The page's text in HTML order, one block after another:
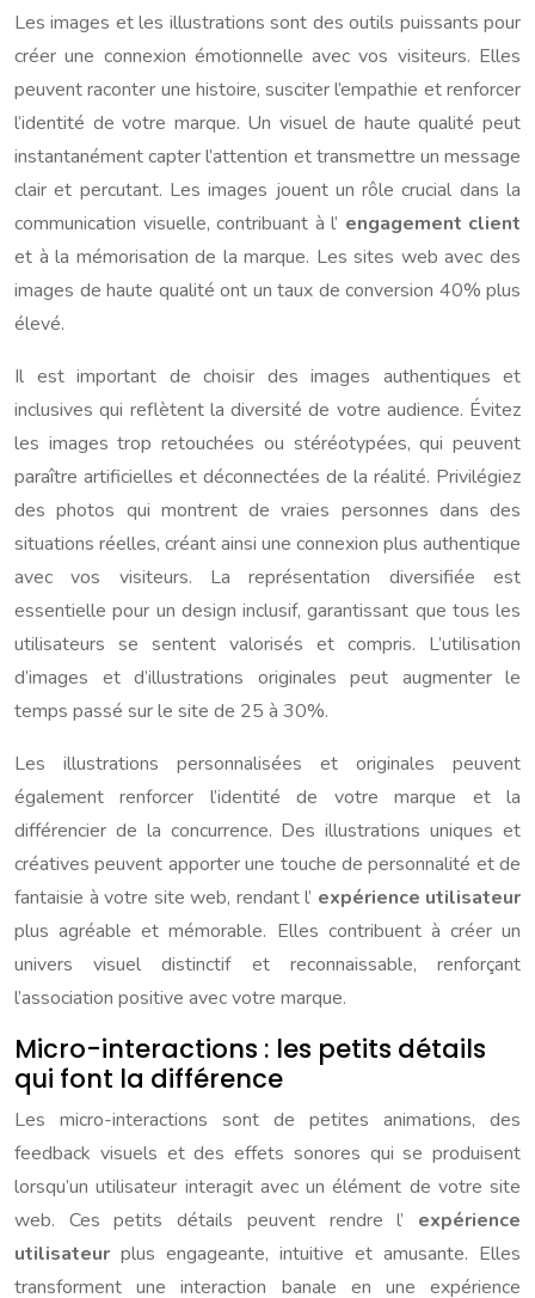
Les images et les illustrations sont des outils puissants pour
créer une connexion émotionnelle avec vos visiteurs. Elles
peuvent raconter une histoire, susciter l’empathie et renforcer
l’identité de votre marque. Un visuel de haute qualité peut
instantanément capter l’attention et transmettre un message
clair et percutant. Les images jouent un rôle crucial dans la
communication visuelle, contribuant à l’ engagement client
et à la mémorisation de la marque. Les sites web avec des
images de haute qualité ont un taux de conversion 40% plus
élevé.
Il est important de choisir des images authentiques et
inclusives qui reflètent la diversité de votre audience. Évitez
les images trop retouchées ou stéréotypées, qui peuvent
paraître artificielles et déconnectées de la réalité. Privilégiez
des photos qui montrent de vraies personnes dans des
situations réelles, créant ainsi une connexion plus authentique
avec vos visiteurs. La représentation diversifiée est
essentielle pour un design inclusif, garantissant que tous les
utilisateurs se sentent valorisés et compris. L’utilisation
d’images et d’illustrations originales peut augmenter le
temps passé sur le site de 25 à 30%.
Les illustrations personnalisées et originales peuvent
également renforcer l’identité de votre marque et la
différencier de la concurrence. Des illustrations uniques et
créatives peuvent apporter une touche de personnalité et de
fantaisie à votre site web, rendant l’ expérience utilisateur
plus agréable et mémorable. Elles contribuent à créer un
univers visuel distinctif et reconnaissable, renforçant
l’association positive avec votre marque.
Micro-interactions : les petits détails
qui font la différence
Les micro-interactions sont de petites animations, des
feedback visuels et des effets sonores qui se produisent
lorsqu’un utilisateur interagit avec un élément de votre site
web. Ces petits détails peuvent rendre l’ expérience
utilisateur plus engageante, intuitive et amusante. Elles
transforment une interaction banale en une expérience